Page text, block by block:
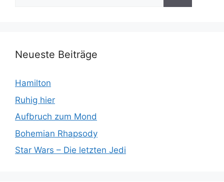
Neueste Beiträge
Hamilton
Ruhig hier
Aufbruch zum Mond
Bohemian Rhapsody
Star Wars – Die letzten Jedi